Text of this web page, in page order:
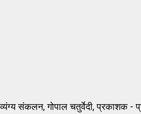
संकलन, गोपाल चतुर्वेदी, प्रकाशक -